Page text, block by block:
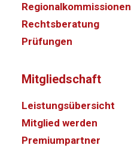
Regionalkommissionen
Rechtsberatung
Prüfungen
Mitgliedschaft
Leistungsübersicht
Mitglied werden
Premiumpartner